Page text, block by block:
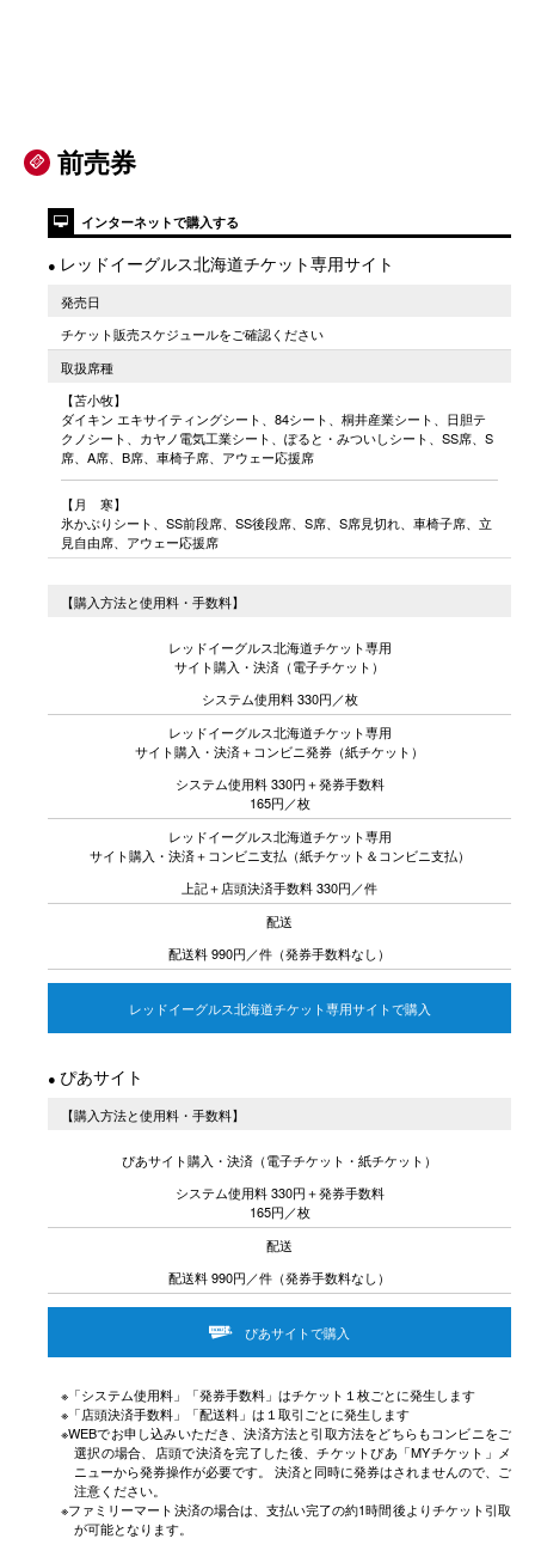
 前売券
 インターネットで購入する
● レッドイーグルス北海道チケット専用サイト
発売日
チケット販売スケジュールをご確認ください
取扱席種
【苫小牧】
ダイキン エキサイティングシート、84シート、桐井産業シート、日胆テ
クノシート、カヤノ電気工業シート、ぽると・みついしシート、SS席、S
席、A席、B席、車椅子席、アウェー応援席
【月 寒】
氷かぶりシート、SS前段席、SS後段席、S席、S席見切れ、車椅子席、立
見自由席、アウェー応援席
【購入方法と使用料・手数料】
レッドイーグルス北海道チケット専用
サイト購入・決済（電子チケット）
システム使用料 330円／枚
レッドイーグルス北海道チケット専用
サイト購入・決済＋コンビニ発券（紙チケット）
システム使用料 330円＋発券手数料
165円／枚
レッドイーグルス北海道チケット専用
サイト購入・決済＋コンビニ支払（紙チケット＆コンビニ支払）
上記＋店頭決済手数料 330円／件
配送
配送料 990円／件（発券手数料なし）
レッドイーグルス北海道チケット専用サイトで購入
● ぴあサイト
【購入方法と使用料・手数料】
ぴあサイト購入・決済（電子チケット・紙チケット）
システム使用料 330円＋発券手数料
165円／枚
配送
配送料 990円／件（発券手数料なし）
 ぴあサイトで購入
※「システム使用料」「発券手数料」はチケット１枚ごとに発生します
※「店頭決済手数料」「配送料」は１取引ごとに発生します
※WEBでお申し込みいただき、決済方法と引取方法をどちらもコンビニをご
選択の場合、店頭で決済を完了した後、チケットぴあ「MYチケット」メ
ニューから発券操作が必要です。 決済と同時に発券はされませんので、ご
注意ください。
※ファミリーマート決済の場合は、支払い完了の約1時間後よりチケット引取
が可能となります。